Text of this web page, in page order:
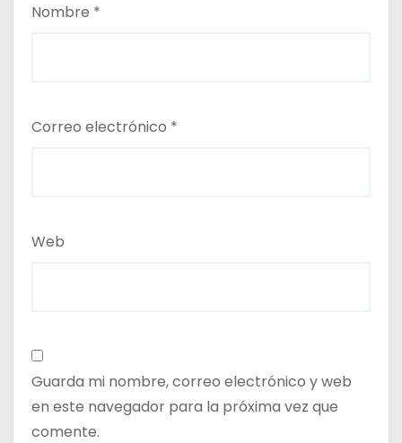
Nombre *
Correo electrónico *
Web
Guarda mi nombre, correo electrónico y web
en este navegador para la próxima vez que
comente.